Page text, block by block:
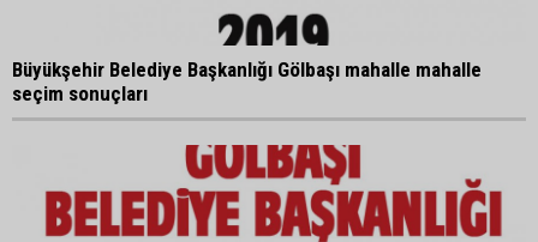
Büyükşehir Belediye Başkanlığı Gölbaşı mahalle mahalle
seçim sonuçları